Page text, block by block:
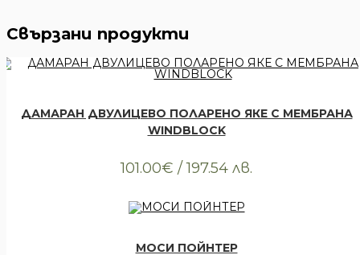
Свързани продукти
ДАМАРАН ДВУЛИЦЕВО ПОЛАРЕНО ЯКЕ С МЕМБРАНА
WINDBLOCK
101.00€ / 197.54 лв.
МОСИ ПОЙНТЕР